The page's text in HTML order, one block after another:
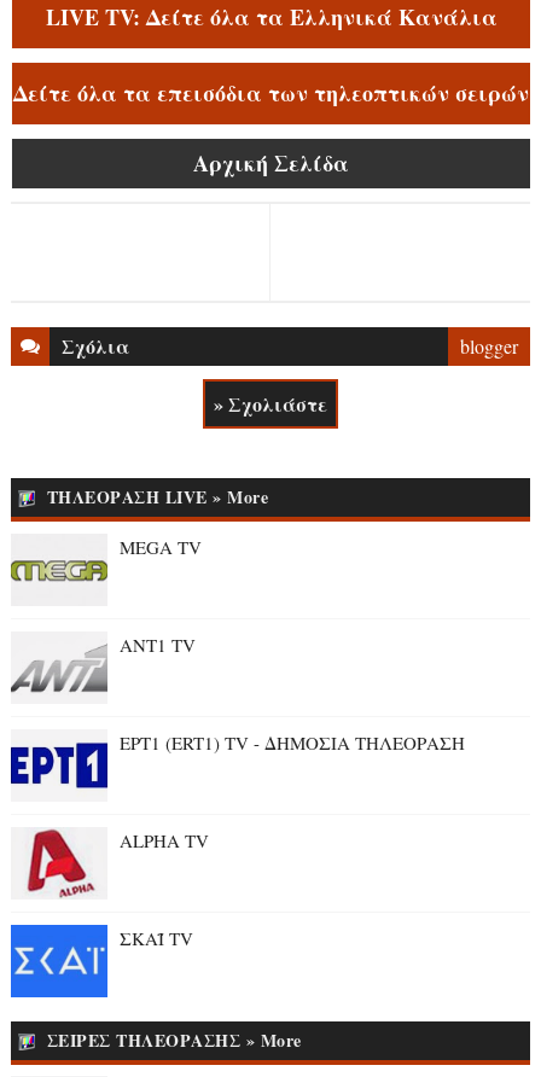
LIVE TV: Δείτε όλα τα Ελληνικά Κανάλια
Δείτε όλα τα επεισόδια των τηλεοπτικών σειρών
Αρχική Σελίδα
Σχόλια blogger
» Σχολιάστε
ΤΗΛΕΟΡΑΣΗ LIVE » More
MEGA TV
ANT1 TV
ΕΡΤ1 (ERT1) TV - ΔΗΜΟΣΙΑ ΤΗΛΕΟΡΑΣΗ
ALPHA TV
ΣΚΑΪ TV
ΣΕΙΡΕΣ ΤΗΛΕΟΡΑΣΗΣ » More